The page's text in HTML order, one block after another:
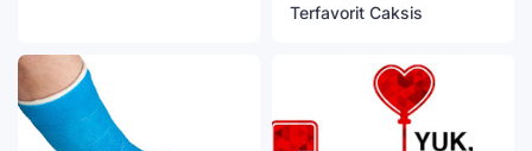
Terfavorit Caksis